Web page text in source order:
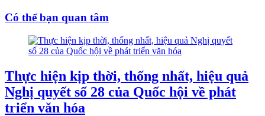
Có thể bạn quan tâm
Thực hiện kịp thời, thống nhất, hiệu quả
Nghị quyết số 28 của Quốc hội về phát
triển văn hóa